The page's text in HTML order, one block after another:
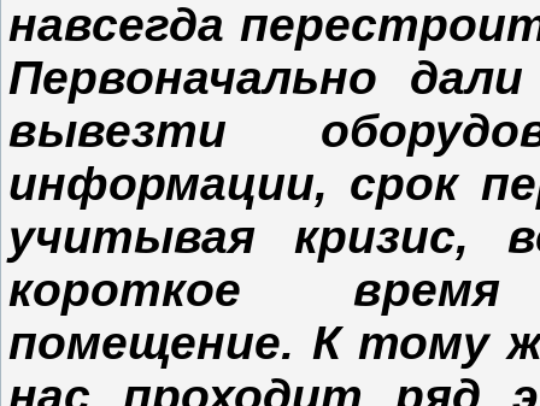
навсегда
Первоначально
вывезти
информации, срок
учитывая кризис,
короткое
помещение. К тому
нас проходит ряд